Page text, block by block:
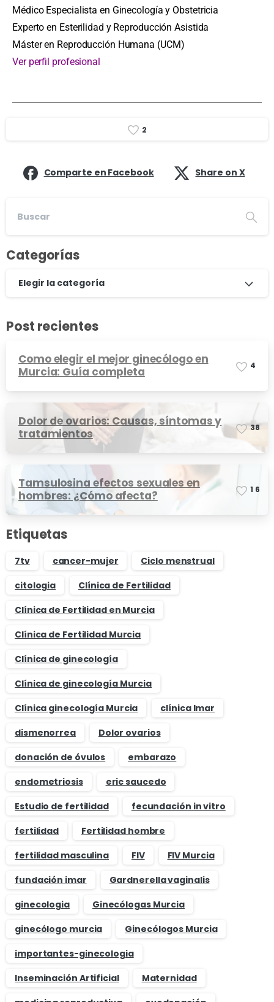
Médico Especialista en Ginecología y Obstetricia
Experto en Esterilidad y Reproducción Asistida
Máster en Reproducción Humana (UCM)
Ver perfil profesional
2
Comparte en Facebook Share on X
Categorías
Elegir la categoría
Post recientes
Como elegir el mejor ginecólogo en
Murcia: Guía completa
4
Dolor de ovarios: Causas, síntomas y
tratamientos
38
Tamsulosina efectos sexuales en
hombres: ¿Cómo afecta?
1 6
Etiquetas
7tv cancer-mujer
Ciclo menstrual
citologia
Clínica de Fertilidad
Clínica de Fertilidad en Murcia
Clínica de Fertilidad Murcia
Clínica de ginecología
Clínica de ginecología Murcia
Clínica ginecología Murcia
clínica Imar
dismenorrea
Dolor ovarios
donación de óvulos
embarazo
endometriosis
eric saucedo
Estudio de fertilidad
fecundación in vitro
fertilidad
Fertilidad hombre
fertilidad masculina
FIV
FIV Murcia
fundación imar
Gardnerella vaginalis
ginecologia
Ginecólogas Murcia
ginecólogo murcia
Ginecólogos Murcia
importantes-ginecologia
Inseminación Artificial
Maternidad